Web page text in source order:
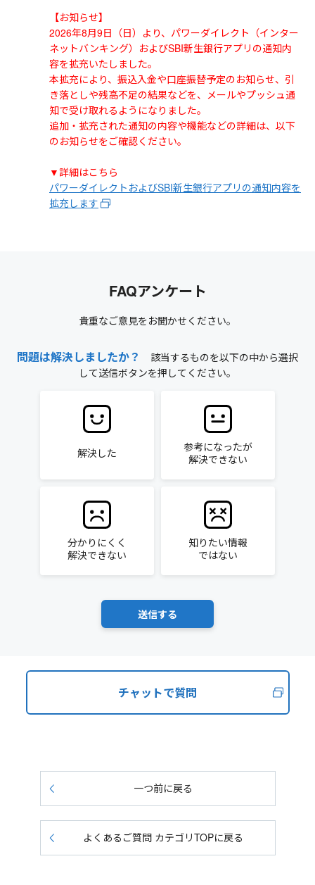
【お知らせ】
2026年8月9日（日）より、パワーダイレクト（インター
ネットバンキング）およびSBI新生銀行アプリの通知内
容を拡充いたしました。
本拡充により、振込入金や口座振替予定のお知らせ、引
き落としや残高不足の結果などを、メールやプッシュ通
知で受け取れるようになりました。
追加・拡充された通知の内容や機能などの詳細は、以下
のお知らせをご確認ください。
▼詳細はこちら
パワーダイレクトおよびSBI新生銀行アプリの通知内容を
拡充します
FAQアンケート
貴重なご意見をお聞かせください。
問題は解決しましたか？
該当するものを以下の中から選択
して送信ボタンを押してください。
解決した
参考になったが
解決できない
分かりにくく
解決できない
知りたい情報
ではない
チャットで質問
一つ前に戻る
よくあるご質問 カテゴリTOPに戻る